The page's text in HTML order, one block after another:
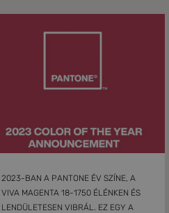
2023-BAN A PANTONE ÉV SZÍNE, A
VIVA MAGENTA 18-1750 ÉLÉNKEN ÉS
LENDÜLETESEN VIBRÁL. EZ EGY A